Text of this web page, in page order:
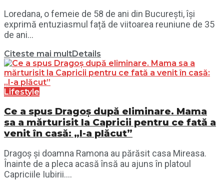
Loredana, o femeie de 58 de ani din București, își
exprimă entuziasmul față de viitoarea reuniune de 35
de ani...
Citeste mai multDetails
Lifestyle
Ce a spus Dragoș după eliminare. Mama
sa a mărturisit la Capricii pentru ce fată a
venit în casă: „I-a plăcut”
Dragoș și doamna Ramona au părăsit casa Mireasa.
Înainte de a pleca acasă însă au ajuns în platoul
Capriciile Iubirii....